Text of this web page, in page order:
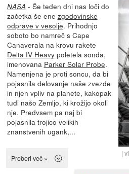
NASA - Še teden dni nas loči do
začetka še ene zgodovinske
odprave v vesolje. Prihodnjo
soboto bo namreč s Cape
Canaverala na krovu rakete
Delta IV Heavypoletela sonda,
imenovana Parker Solar Probe.
Namenjena je proti soncu, da bi
pojasnila delovanje naše zvezde
in njen vpliv na planete, kakopak
tudi našo Zemljo, ki krožijo okoli
nje. Predvsem pa naj bi
pojasnila trojico velikih
znanstvenih ugank,...
Preberi več »